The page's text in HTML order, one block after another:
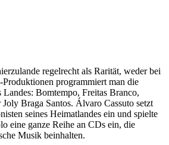
regelrecht als Rarität, weder bei
programmiert man die
Bomtempo, Freitas Branco,
Braga Santos. Álvaro Cassuto setzt
seines Heimatlandes ein und spielte
eine ganze Reihe an CDs ein, die
Musik beinhalten.